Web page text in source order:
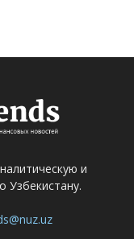
и
Узбекистану.